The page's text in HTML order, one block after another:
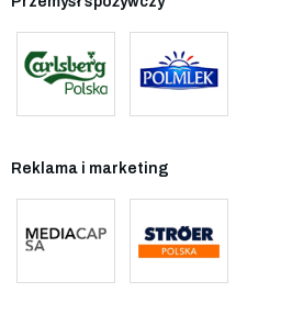
Reklama i marketing